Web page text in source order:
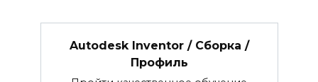
Autodesk Inventor / Сборка /
Профиль